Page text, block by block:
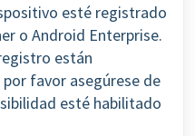
esté registrado
o Android Enterprise.
están
favor asegúrese de
esté habilitado